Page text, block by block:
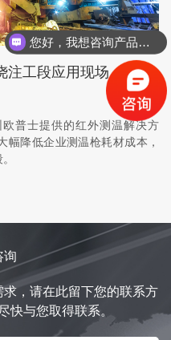
注工段应用现场
普士提供的红外测温解决方
幅降低企业测温枪耗材成本，
询
，请在此留下您的联系方
快与您取得联系。
您好，我想咨询产品选型和售前技术服务。